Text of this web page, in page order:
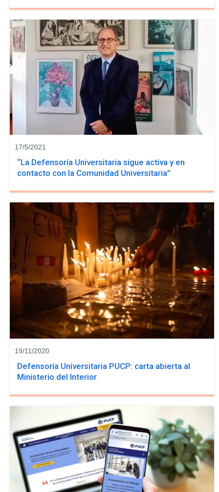
17/5/2021
“La Defensoría Universitaria sigue activa y en
contacto con la Comunidad Universitaria”
19/11/2020
Defensoría Universitaria PUCP: carta abierta al
Ministerio del Interior